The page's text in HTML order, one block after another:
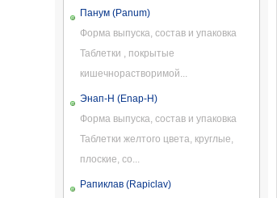
Панум (Panum)
Форма выпуска, состав и упаковка
Таблетки , покрытые
кишечнорастворимой...
Энап-Н (Enap-H)
Форма выпуска, состав и упаковка
Таблетки желтого цвета, круглые,
плоские, со...
Рапиклав (Rapiclav)